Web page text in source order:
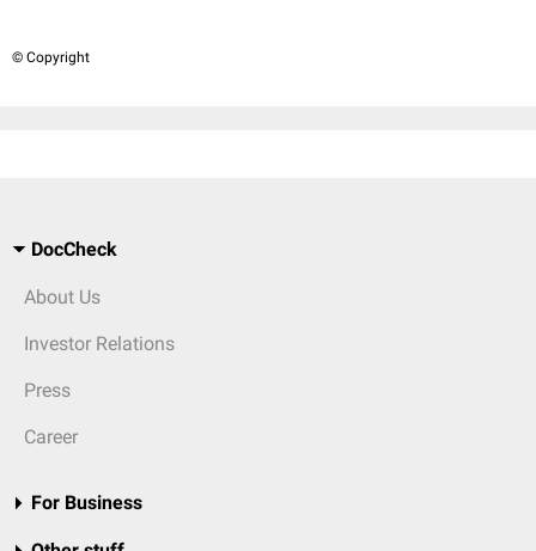
© Copyright
DocCheck
About Us
Investor Relations
Press
Career
For Business